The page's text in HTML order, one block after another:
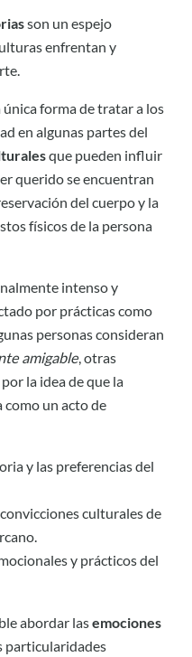
son un espejo
enfrentan y
única forma de tratar a los
en algunas partes del
que pueden influir
querido se encuentran
del cuerpo y la
físicos de la persona
intenso y
por prácticas como
personas consideran
amigable, otras
la idea de que la
como un acto de
y las preferencias del
culturales de
y prácticos del
abordar lasemociones
particularidades